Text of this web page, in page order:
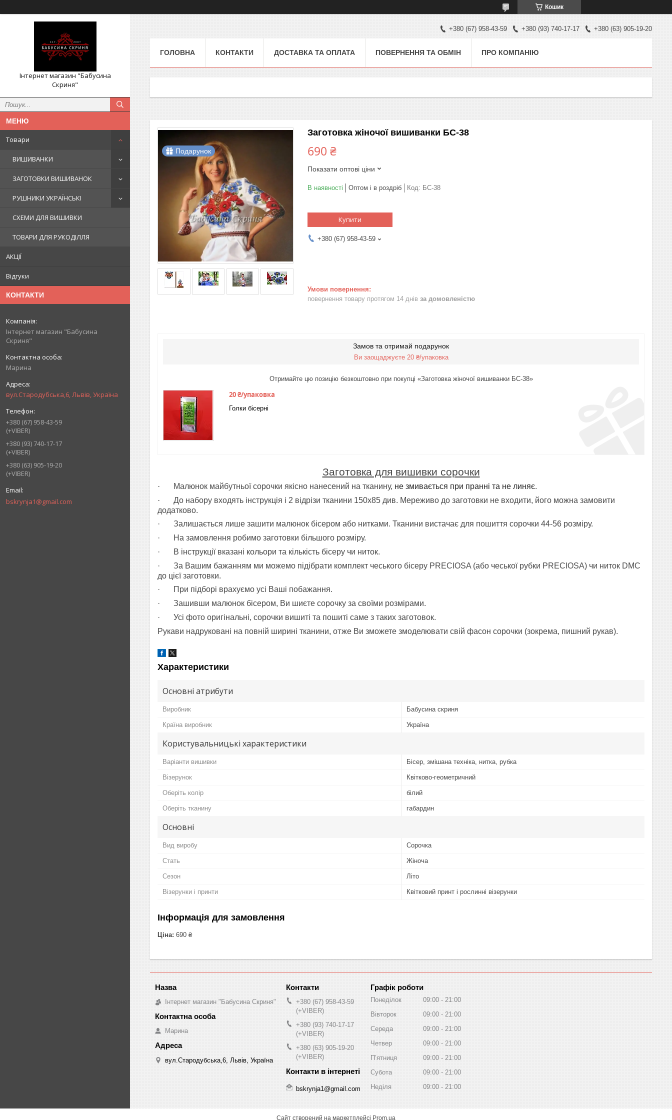
Кошик
Інтернет магазин "Бабусина
Скриня"
Товари
ВИШИВАНКИ
ЗАГОТОВКИ ВИШИВАНОК
РУШНИКИ УКРАЇНСЬКІ
СХЕМИ ДЛЯ ВИШИВКИ
ТОВАРИ ДЛЯ РУКОДІЛЛЯ
АКЦІЇ
Відгуки
КОНТАКТИ
Інтернет магазин "Бабусина
Скриня"
Марина
вул.Стародубська,6, Львів, Україна
+380 (67) 958-43-59
(+VIBER)
+380 (93) 740-17-17
(+VIBER)
+380 (63) 905-19-20
(+VIBER)
bskrynja1@gmail.com
+380 (67) 958-43-59 +380 (93) 740-17-17 +380 (63) 905-19-20
ГОЛОВНА КОНТАКТИ ДОСТАВКА ТА ОПЛАТА ПОВЕРНЕННЯ ТА ОБМІН ПРО КОМПАНІЮ
Подарунок
Заготовка жіночої вишиванки БС-38
690 ₴
Показати оптові ціни
В наявності Оптом і в роздріб Код: БС-38
Купити
+380 (67) 958-43-59
повернення товару протягом 14 днів за домовленістю
Замов та отримай подарунок
Ви заощаджуєте 20 ₴/упаковка
Отримайте цю позицію безкоштовно при покупці «Заготовка жіночої вишиванки БС-38»
20 ₴/упаковка
Голки бісерні
Заготовка для вишивки сорочки
· Малюнок майбутньої сорочки якісно нанесений на тканину, не змивається при пранні та не линяє.
·
До набору входять інструкція і 2 відрізи тканини 150х85 див. Мереживо до заготовки не входити, його можна замовити
додатково.
·
Залишається лише зашити малюнок бісером або нитками. Тканини вистачає для пошиття сорочки 44-56 розміру.
·
На замовлення робимо заготовки більшого розміру.
·
В інструкції вказані кольори та кількість бісеру чи ниток.
·
За Вашим бажанням ми можемо підібрати комплект чеського бісеру PRECIOSA (або чеської рубки PRECIOSA) чи ниток DMC
до цієї заготовки.
·
При підборі врахуємо усі Ваші побажання.
·
Зашивши малюнок бісером, Ви шиєте сорочку за своїми розмірами.
·
Усі фото оригінальні, сорочки вишиті та пошиті саме з таких заготовок.
Рукави надруковані на повній ширині тканини, отже Ви зможете змоделювати свій фасон сорочки (зокрема, пишний рукав).
Характеристики
Основні атрибути
Виробник Бабусина скриня
Країна виробник Україна
Користувальницькі характеристики
Варіанти вишивки Бісер, змішана техніка, нитка, рубка
Візерунок Квітково-геометричний
Оберіть колір білий
Оберіть тканину габардин
Основні
Вид виробу Сорочка
Стать Жіноча
Сезон Літо
Візерунки і принти Квітковий принт і рослинні візерунки
Інформація для замовлення
Ціна: 690 ₴
Інтернет магазин "Бабусина Скриня"
Марина
вул.Стародубська,6, Львів, Україна
+380 (67) 958-43-59
(+VIBER)
+380 (93) 740-17-17
(+VIBER)
+380 (63) 905-19-20
(+VIBER)
bskrynja1@gmail.com
Графік роботи
Понеділок 09:00
21:00
Вівторок
09:00
21:00
Середа
09:00
21:00
Четвер
09:00
21:00
Пʼятниця
09:00
21:00
Субота
09:00
21:00
Неділя
09:00 21:00
Сайт створений на маркетплейсі Prom.ua